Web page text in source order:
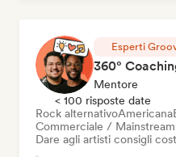
Esperti
360°
Mentore
< 100 risposte date
Rock alternativoAmericana
Commerciale / Mainstream
Dare agli artisti consigli